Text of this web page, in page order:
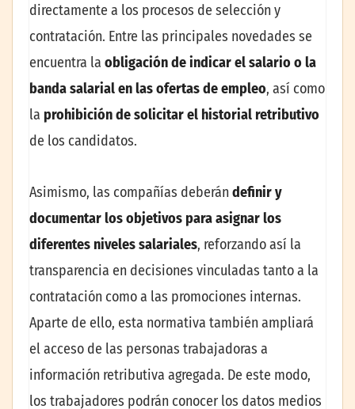
directamente a los procesos de selección y
contratación. Entre las principales novedades se
encuentra la obligación de indicar el salario o la
banda salarial en las ofertas de empleo, así como
la prohibición de solicitar el historial retributivo
de los candidatos.
Asimismo, las compañías deberán definir y
documentar los objetivos para asignar los
diferentes niveles salariales, reforzando así la
transparencia en decisiones vinculadas tanto a la
contratación como a las promociones internas.
Aparte de ello, esta normativa también ampliará
el acceso de las personas trabajadoras a
información retributiva agregada. De este modo,
los trabajadores podrán conocer los datos medios